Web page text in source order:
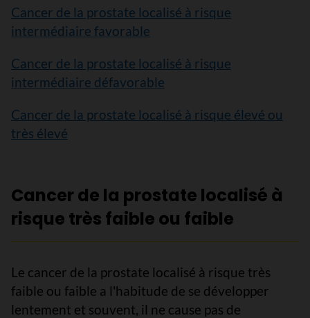
Cancer de la prostate localisé à risque
intermédiaire favorable
Cancer de la prostate localisé à risque
intermédiaire défavorable
Cancer de la prostate localisé à risque élevé ou
très élevé
Cancer de la prostate localisé à
risque très faible ou faible
Le cancer de la prostate localisé à risque très
faible ou faible a l'habitude de se développer
lentement et souvent, il ne cause pas de